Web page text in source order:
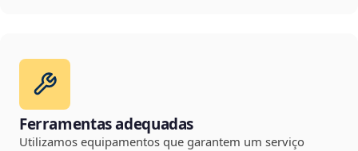
Ferramentas adequadas
Utilizamos equipamentos que garantem um serviço